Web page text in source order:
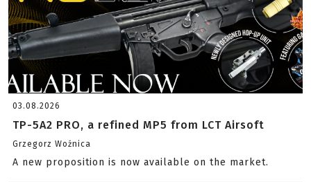
03.08.2026
TP-5A2 PRO, a refined MP5 from LCT Airsoft
Grzegorz Woźnica
A new proposition is now available on the market.